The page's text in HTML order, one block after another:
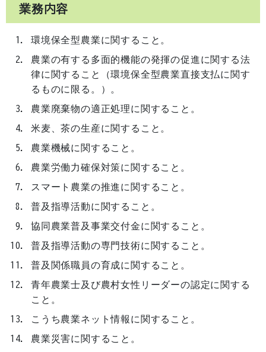
業務内容
環境保全型農業に関すること。
農業の有する多面的機能の発揮の促進に関する法
律に関すること（環境保全型農業直接支払に関す
るものに限る。）。
農業廃棄物の適正処理に関すること。
米麦、茶の生産に関すること。
農業機械に関すること。
農業労働力確保対策に関すること。
スマート農業の推進に関すること。
普及指導活動に関すること。
協同農業普及事業交付金に関すること。
普及指導活動の専門技術に関すること。
普及関係職員の育成に関すること。
青年農業士及び農村女性リーダーの認定に関する
こと。
こうち農業ネット情報に関すること。
農業災害に関すること。